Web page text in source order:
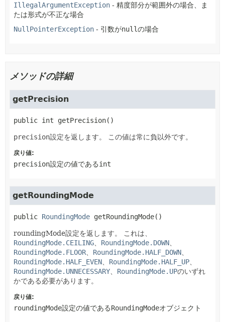
IllegalArgumentException - 精度部分が範囲外の場合、ま
たは形式が不正な場合
NullPointerException - 引数がnullの場合
メソッドの詳細
getPrecision
public int getPrecision()
precision設定を返します。 この値は常に負以外です。
戻り値:
precision設定の値であるint
getRoundingMode
public RoundingMode getRoundingMode()
roundingMode設定を返します。
これは、
RoundingMode.CEILING
RoundingMode.DOWN
RoundingMode.FLOOR
RoundingMode.HALF_DOWN
RoundingMode.HALF_EVEN
RoundingMode.HALF_UP
RoundingMode.UNNECESSARY
RoundingMode.UPのいずれ
かである必要があります。
戻り値:
roundingMode設定の値であるRoundingModeオブジェクト